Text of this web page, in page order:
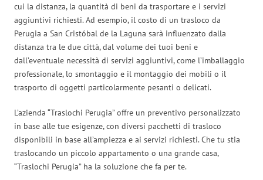
cui la distanza, la quantità di beni da trasportare e i servizi
aggiuntivi richiesti. Ad esempio, il costo di un trasloco da
Perugia a San Cristóbal de la Laguna sarà influenzato dalla
distanza tra le due città, dal volume dei tuoi beni e
dall’eventuale necessità di servizi aggiuntivi, come l’imballaggio
professionale, lo smontaggio e il montaggio dei mobili o il
trasporto di oggetti particolarmente pesanti o delicati.
L’azienda “Traslochi Perugia” offre un preventivo personalizzato
in base alle tue esigenze, con diversi pacchetti di trasloco
disponibili in base all’ampiezza e ai servizi richiesti. Che tu stia
traslocando un piccolo appartamento o una grande casa,
“Traslochi Perugia” ha la soluzione che fa per te.